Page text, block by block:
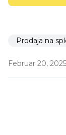
Prodaja na
Februar 20, 2025